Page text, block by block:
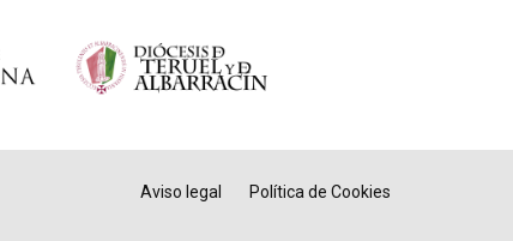
Aviso legal Política de Cookies